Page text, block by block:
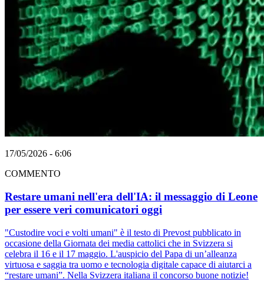
17/05/2026 - 6:06
COMMENTO
Restare umani nell'era dell'IA: il messaggio di Leone
per essere veri comunicatori oggi
"Custodire voci e volti umani" è il testo di Prevost pubblicato in
occasione della Giornata dei media cattolici che in Svizzera si
celebra il 16 e il 17 maggio. L'auspicio del Papa di un’alleanza
virtuosa e saggia tra uomo e tecnologia digitale capace di aiutarci a
“restare umani”. Nella Svizzera italiana il concorso buone notizie!